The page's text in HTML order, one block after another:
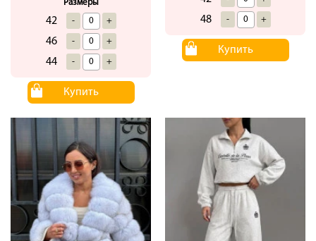
Размеры
42 - +
46 - +
44 - +
Купить
48 - +
Купить